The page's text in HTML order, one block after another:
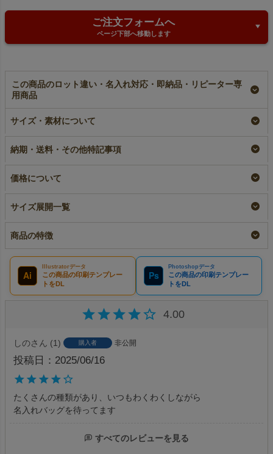
ご注文フォームへ
ページ下部へ移動します
この商品のロット違い・名入れ対応・即納品・リピーター専
用商品
【小ロット】ホック付
き不織布ミニバッグ
¥ 1,672税込 〜
【名入れ大ロット】ホ
100枚入（1000枚以上
専用）
ホック付き不織布ミニ
バッグ 特小サイズ｜
サイズ・素材について
納期・送料・その他特記事項
価格について
サイズ展開一覧
商品の特徴
Ai
Illustratorデータ
この商品の印刷テンプレー
トをDL
Ps
Photoshopデータ
この商品の印刷テンプレー
トをDL
4.00
しの 1 購入者 非公開
投稿日 2025/06/16
たくさんの種類があり、いつもわくわくしながら
名入れバッグを待ってます
すべてのレビューを見る